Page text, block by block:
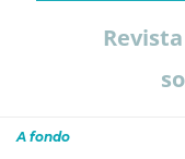
A fondo